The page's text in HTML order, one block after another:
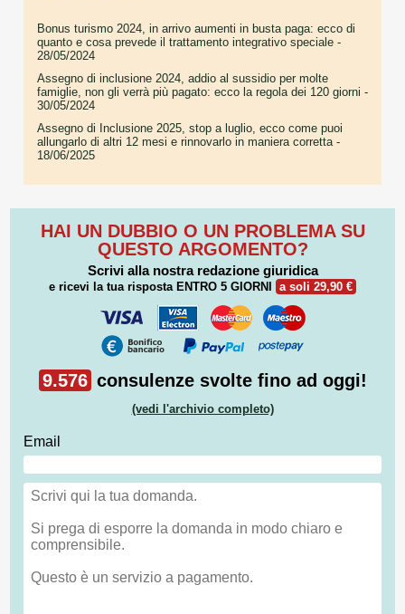
Bonus turismo 2024, in arrivo aumenti in busta paga: ecco di
quanto e cosa prevede il trattamento integrativo speciale -
28/05/2024
Assegno di inclusione 2024, addio al sussidio per molte
famiglie, non gli verrà più pagato: ecco la regola dei 120 giorni -
30/05/2024
Assegno di Inclusione 2025, stop a luglio, ecco come puoi
allungarlo di altri 12 mesi e rinnovarlo in maniera corretta -
18/06/2025
HAI UN DUBBIO O UN PROBLEMA SU
QUESTO ARGOMENTO?
Scrivi alla nostra redazione giuridica
e ricevi la tua risposta ENTRO 5 GIORNI a soli 29,90 €
9.576 consulenze svolte fino ad oggi!
(vedi l'archivio completo)
Email